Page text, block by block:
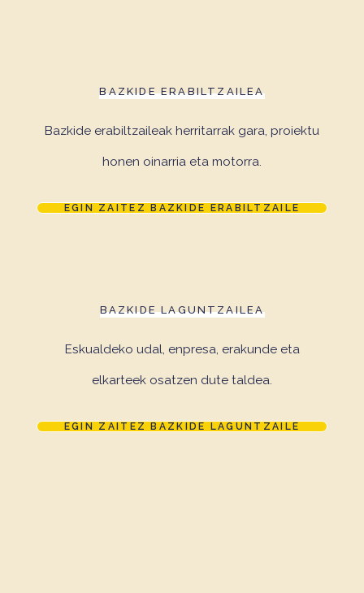
BAZKIDE ERABILTZAILEA
Bazkide erabiltzaileak herritarrak gara, proiektu
honen oinarria eta motorra.
EGIN ZAITEZ BAZKIDE ERABILTZAILE
BAZKIDE LAGUNTZAILEA
Eskualdeko udal, enpresa, erakunde eta
elkarteek osatzen dute taldea.
EGIN ZAITEZ BAZKIDE LAGUNTZAILE